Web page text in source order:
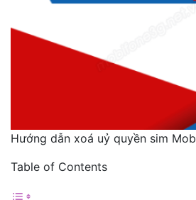
Hướng dẫn xoá uỷ quyền sim
Table of Contents